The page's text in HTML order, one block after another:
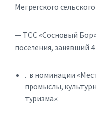
Мегрегского
— ТОС «Сосновый Бор»
поселения, занявший
. в номинации
промыслы,
туризма»: